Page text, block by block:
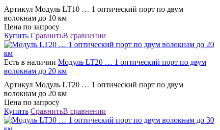
Артикул Модуль LT10 … 1 оптический порт по двум
волокнам до 10 км
Цена по запросу
Купить СравнитьВ сравнении
Есть в наличии Модуль LT20 … 1 оптический порт по двум
волокнам до 20 км
Артикул Модуль LT20 … 1 оптический порт по двум
волокнам до 20 км
Цена по запросу
Купить СравнитьВ сравнении